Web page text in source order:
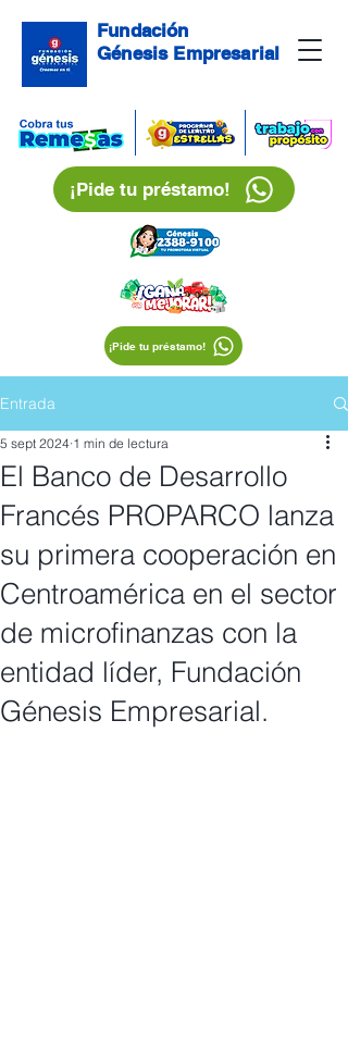
Fundación
Génesis Empresarial
¡Pide tu préstamo!
¡Pide tu préstamo!
Entrada
El Banco de Desarrollo
Francés PROPARCO lanza
su primera cooperación en
Centroamérica en el sector
de microfinanzas con la
entidad líder, Fundación
Génesis Empresarial.
5 sept 2024 1 min de lectura